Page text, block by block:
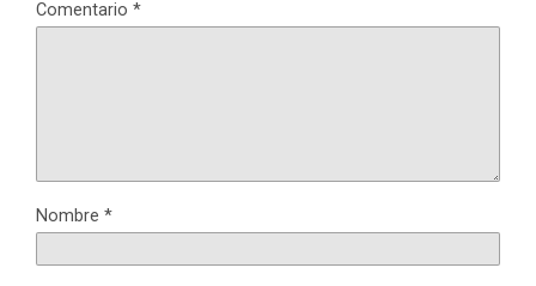
Comentario *
Nombre *